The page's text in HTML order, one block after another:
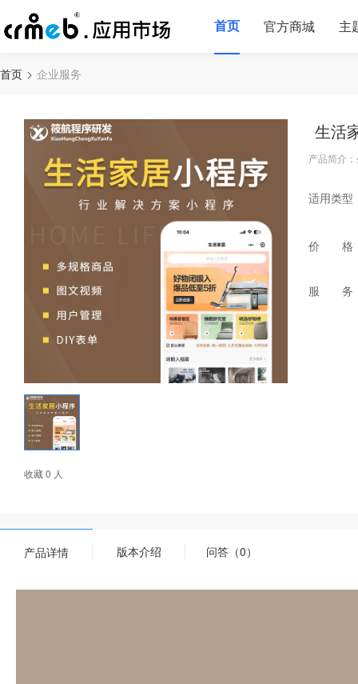
首页 官方商城 主
首页 企业服务
收藏 0 人
生活
产品简介
适用类型
价 格
服 务
产品详情 版本介绍 问答（0）